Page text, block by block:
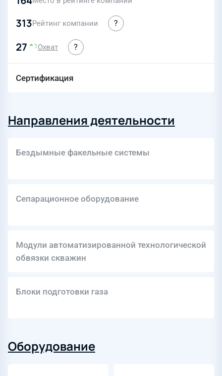
313Рейтинг компании
27 1 Охват
Сертификация
Направления деятельности
Бездымные факельные системы
Сепарационное оборудование
Модули автоматизированной технологической
обвязки скважин
Блоки подготовки газа
Оборудование